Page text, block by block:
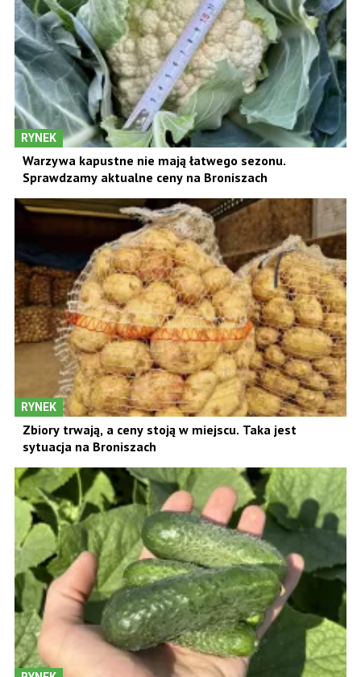
RYNEK
Warzywa kapustne nie mają łatwego sezonu.
Sprawdzamy aktualne ceny na Broniszach
RYNEK
Zbiory trwają, a ceny stoją w miejscu. Taka jest
sytuacja na Broniszach